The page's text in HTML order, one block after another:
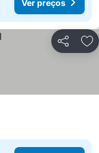
Ver preços
Partilhar